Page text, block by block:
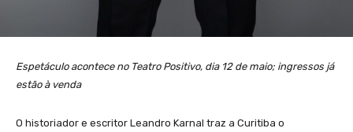
Espetáculo acontece no Teatro Positivo, dia 12 de maio; ingressos já
estão à venda
O historiador e escritor Leandro Karnal traz a Curitiba o